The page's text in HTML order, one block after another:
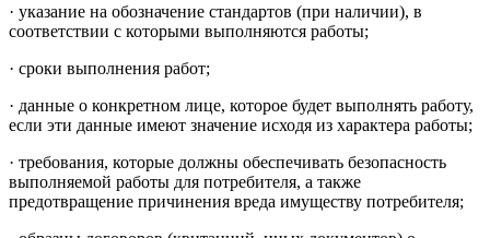
· указание на обозначение стандартов (при наличии), в
соответствии с которыми выполняются работы;
· сроки выполнения работ;
· данные о конкретном лице, которое будет выполнять работу,
если эти данные имеют значение исходя из характера работы;
· требования, которые должны обеспечивать безопасность
выполняемой работы для потребителя, а также
предотвращение причинения вреда имуществу потребителя;